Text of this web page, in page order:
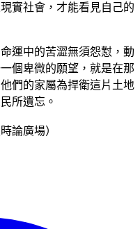
實社會，才能看見自己的
運中的苦澀無須怨懟，動
個卑微的願望，就是在那
們的家屬為捍衛這片土地
所遺忘。
論廣場）